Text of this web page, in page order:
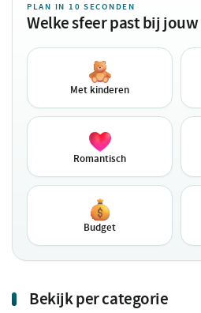
PLAN IN 10 SECONDEN
Welke sfeer past bij
Met kinderen
Romantisch
Budget
Bekijk per categorie